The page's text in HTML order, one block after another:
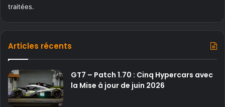
traitées.
Articles récents
GT7 – Patch 1.70 : Cinq Hypercars avec
la Mise à jour de juin 2026